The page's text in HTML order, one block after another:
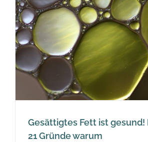
Gesättigtes Fett ist gesund!
21 Gründe warum